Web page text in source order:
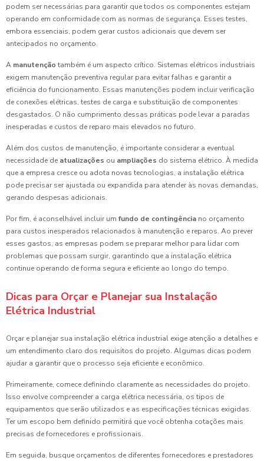
podem ser necessárias para garantir que todos os componentes estejam
operando em conformidade com as normas de segurança. Esses testes,
embora essenciais, podem gerar custos adicionais que devem ser
antecipados no orçamento.
A manutenção também é um aspecto crítico. Sistemas elétricos industriais
exigem manutenção preventiva regular para evitar falhas e garantir a
eficiência do funcionamento. Essas manutenções podem incluir verificação
de conexões elétricas, testes de carga e substituição de componentes
desgastados. O não cumprimento dessas práticas pode levar a paradas
inesperadas e custos de reparo mais elevados no futuro.
Além dos custos de manutenção, é importante considerar a eventual
necessidade de atualizações ou ampliações do sistema elétrico. À medida
que a empresa cresce ou adota novas tecnologias, a instalação elétrica
pode precisar ser ajustada ou expandida para atender às novas demandas,
gerando despesas adicionais.
Por fim, é aconselhável incluir um fundo de contingência no orçamento
para custos inesperados relacionados à manutenção e reparos. Ao prever
esses gastos, as empresas podem se preparar melhor para lidar com
problemas que possam surgir, garantindo que a instalação elétrica
continue operando de forma segura e eficiente ao longo do tempo.
Dicas para Orçar e Planejar sua Instalação
Elétrica Industrial
Orçar e planejar sua instalação elétrica industrial exige atenção a detalhes e
um entendimento claro dos requisitos do projeto. Algumas dicas podem
ajudar a garantir que o processo seja eficiente e econômico.
Primeiramente, comece definindo claramente as necessidades do projeto.
Isso envolve compreender a carga elétrica necessária, os tipos de
equipamentos que serão utilizados e as especificações técnicas exigidas.
Ter um escopo bem definido permitirá que você obtenha cotações mais
precisas de fornecedores e profissionais.
Em seguida, busque orçamentos de diferentes fornecedores e prestadores